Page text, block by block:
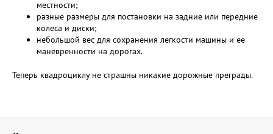
местности;
разные размеры для постановки на задние или передние
колеса и диски;
небольшой вес для сохранения легкости машины и ее
маневренности на дорогах.
Теперь квадроциклу не страшны никакие дорожные преграды.